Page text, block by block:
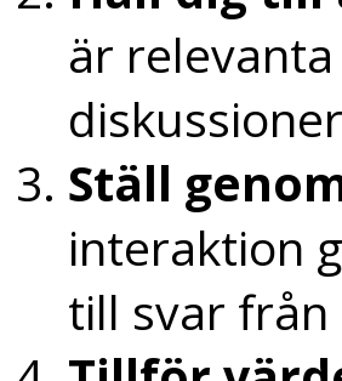
är
Ställ
interaktion
till svar